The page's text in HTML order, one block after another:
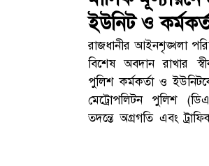
ইউনিট ও
রাজধানীর আইনশৃঙ্খলা
বিশেষ অবদান রাখার
পুলিশ কর্মকর্তা ও
মেট্রোপলিটন পুলিশ
তদন্তে অগ্রগতি এবং